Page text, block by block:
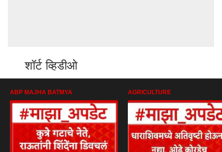
शॉर्ट व्हिडीओ
ABP MAJHA BATMYA AGRICULTURE